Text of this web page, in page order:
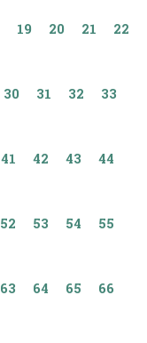
19 20 21 22
30 31 32 33
41 42 43 44
52 53 54 55
63 64 65 66